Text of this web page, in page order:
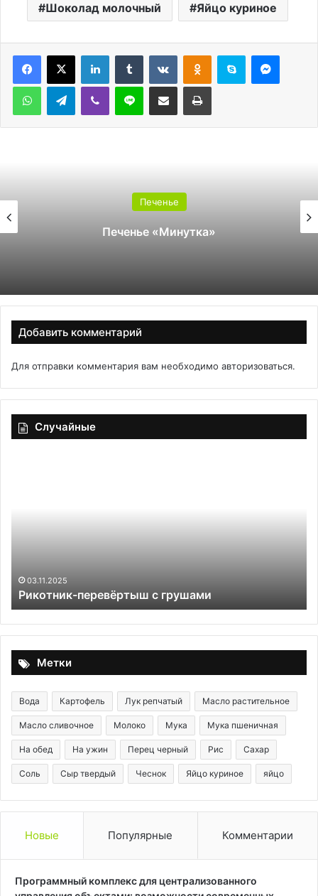
Шоколад молочный Яйцо куриное
LinkedInTumblr ВконтактеОдноклассники
Skype
WhatsAppTelegramViber Line Поделиться через электронную почту Печатать
Печенье
Печенье «Минутка»
Добавить комментарий
Для отправки комментария вам необходимо авторизоваться.
Случайные
03.11.2025
Рикотник-перевёртыш с грушами
Метки
Вода Картофель Лук репчатый Масло растительное
Масло сливочное Молоко Мука Мука пшеничная
На обед На ужин Перец черный Рис Сахар
Соль Сыр твердый Чеснок Яйцо куриное яйцо
Новые Популярные Комментарии
Программный комплекс для централизованного